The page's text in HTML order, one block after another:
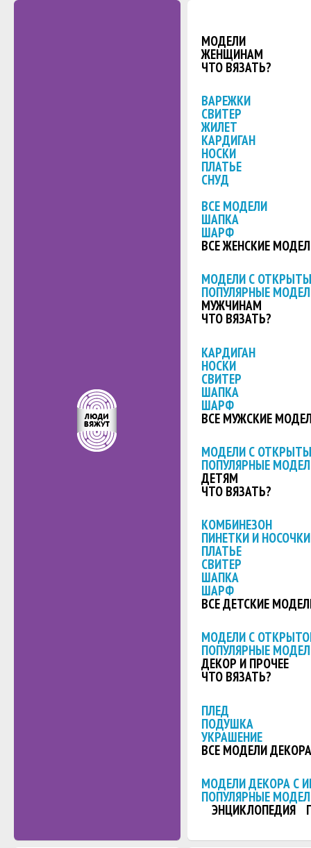
МОДЕЛИ
ЖЕНЩИНАМ
ЧТО ВЯЗАТЬ?
ВАРЕЖКИ
СВИТЕР
ЖИЛЕТ
КАРДИГАН
НОСКИ
ПЛАТЬЕ
СНУД
ВСЕ МОДЕЛИ
ШАПКА
ШАРФ
ВСЕ ЖЕНСКИЕ
МОДЕЛИ С
ПОПУЛЯРНЫЕ
МУЖЧИНАМ
ЧТО ВЯЗАТЬ?
КАРДИГАН
НОСКИ
СВИТЕР
ШАПКА
ШАРФ
ВСЕ МУЖСКИЕ
МОДЕЛИ С
ПОПУЛЯРНЫЕ
ДЕТЯМ
ЧТО ВЯЗАТЬ?
КОМБИНЕЗОН
ПИНЕТКИ И НОСОЧКИ
ПЛАТЬЕ
СВИТЕР
ШАПКА
ШАРФ
ВСЕ ДЕТСКИЕ
МОДЕЛИ С
ПОПУЛЯРНЫЕ
ДЕКОР И ПРОЧЕЕ
ЧТО ВЯЗАТЬ?
ПЛЕД
ПОДУШКА
УКРАШЕНИЕ
ВСЕ МОДЕЛИ ДЕКОРА
МОДЕЛИ ДЕКОРА С
ПОПУЛЯРНЫЕ
ЭНЦИКЛОПЕДИЯ